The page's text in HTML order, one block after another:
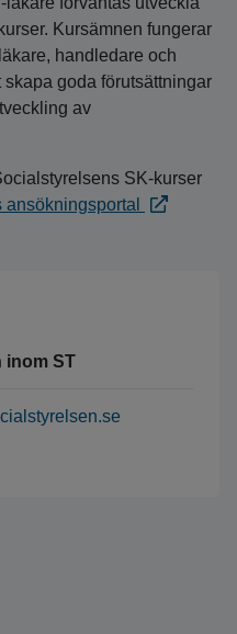
Kursämnen fungerar
handledare och
goda förutsättningar
av
SK-kurser
ansökningsportal
inom ST